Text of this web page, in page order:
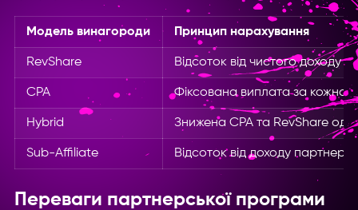
Модель винагороди Принцип нарахування
RevShare Відсоток від чистого доходу
CPA Фіксована виплата за
Hybrid Знижена CPA та RevShare
Sub-Affiliate Відсоток від доходу
Переваги партнерської програми